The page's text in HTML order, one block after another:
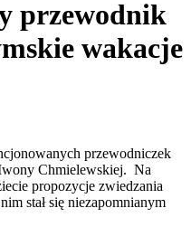
przewodnik
wakacje
przewodniczek
Chmielewskiej. Na
propozycje zwiedzania
stał się niezapomnianym